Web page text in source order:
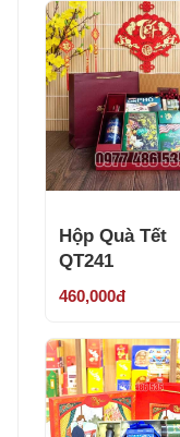
Hộp Quà Tết
QT241
460,000đ